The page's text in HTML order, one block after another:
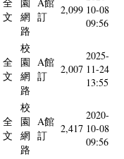
全
文
園
網
路
A館
訂
2,099 10-08
09:56
全
文
校
園
網
路
A館
訂
2,007
2025-
11-24
13:55
全
文
校
園
網
路
A館
訂
2,417
2020-
10-08
09:56